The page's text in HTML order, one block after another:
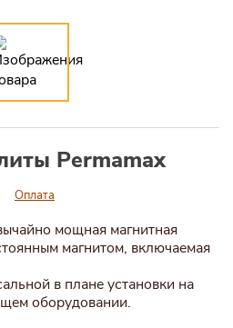
Permamax
Оплата
мощная магнитная
магнитом, включаемая
в плане установки на
оборудовании.